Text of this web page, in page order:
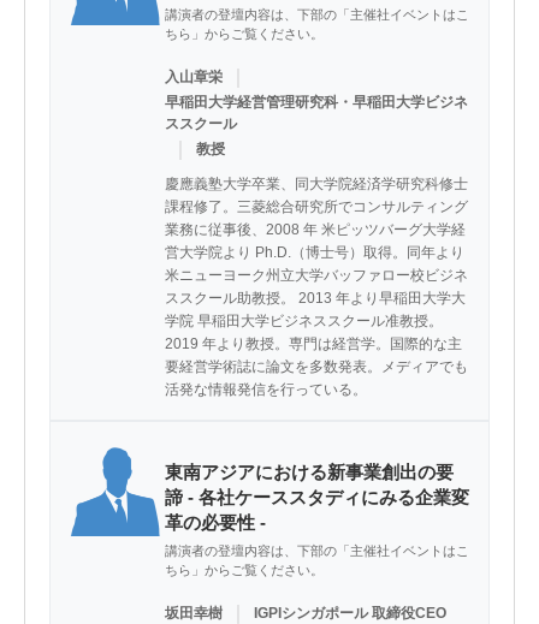
講演者の登壇内容は、下部の「主催社イベントはこ
ちら」からご覧ください。
入山章栄
早稲田大学経営管理研究科・早稲田大学ビジネ
ススクール
教授
慶應義塾大学卒業、同大学院経済学研究科修士
課程修了。三菱総合研究所でコンサルティング
業務に従事後、2008 年 米ピッツバーグ大学経
営大学院より Ph.D.（博士号）取得。同年より
米ニューヨーク州立大学バッファロー校ビジネ
ススクール助教授。 2013 年より早稲田大学大
学院 早稲田大学ビジネススクール准教授。
2019 年より教授。専門は経営学。国際的な主
要経営学術誌に論文を多数発表。メディアでも
活発な情報発信を行っている。
東南アジアにおける新事業創出の要
諦 - 各社ケーススタディにみる企業変
革の必要性 -
講演者の登壇内容は、下部の「主催社イベントはこ
ちら」からご覧ください。
坂田幸樹 IGPIシンガポール 取締役CEO